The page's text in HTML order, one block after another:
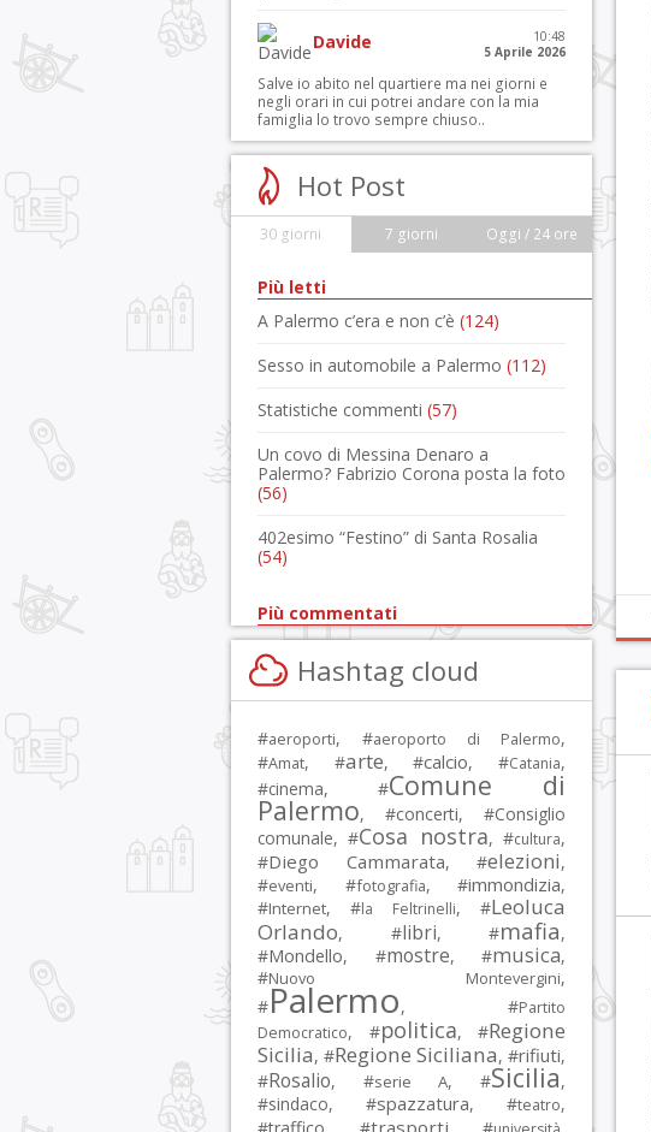
Davide
10:48
5 Aprile 2026
Salve io abito nel quartiere ma nei giorni e
negli orari in cui potrei andare con la mia
famiglia lo trovo sempre chiuso..
Hot Post
30 giorni 7 giorni Oggi / 24 ore
Più letti
A Palermo c’era e non c’è (124)
Sesso in automobile a Palermo (112)
Statistiche commenti (57)
Un covo di Messina Denaro a
Palermo? Fabrizio Corona posta la foto
(56)
402esimo “Festino” di Santa Rosalia
(54)
Più commentati
Hashtag cloud
#aeroporti, #aeroporto di Palermo,
#Amat, #arte, #calcio, #Catania,
#cinema, #Comune di
Palermo, #concerti, #Consiglio
comunale, #Cosa nostra, #cultura,
#Diego Cammarata, #elezioni,
#eventi, #fotografia, #immondizia,
#Internet, #la Feltrinelli, #Leoluca
Orlando, #libri, #mafia,
#Mondello, #mostre, #musica,
#Nuovo Montevergini,
#Palermo, #Partito
Democratico, #politica, #Regione
Sicilia, #Regione Siciliana, #rifiuti,
#Rosalio, #serie A, #Sicilia,
#sindaco, #spazzatura, #teatro,
trasporti